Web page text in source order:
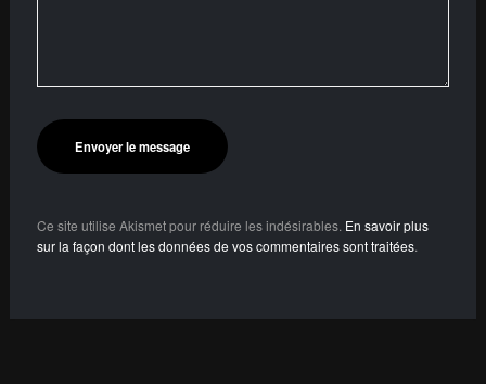
Ce site utilise Akismet pour réduire les indésirables. En savoir plus
sur la façon dont les données de vos commentaires sont traitées.